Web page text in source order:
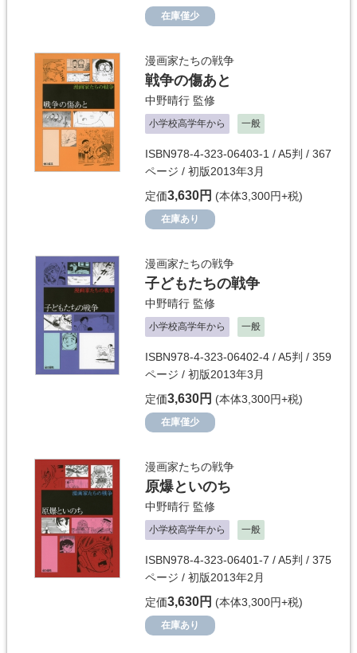
在庫僅少
漫画家たちの戦争
戦争の傷あと
中野晴行 監修
小学校高学年から 一般
ISBN978-4-323-06403-1 / A5判 / 367
ページ / 初版2013年3月
定価3,630円 (本体3,300円+税)
在庫あり
漫画家たちの戦争
子どもたちの戦争
中野晴行 監修
小学校高学年から 一般
ISBN978-4-323-06402-4 / A5判 / 359
ページ / 初版2013年3月
定価3,630円 (本体3,300円+税)
在庫僅少
漫画家たちの戦争
原爆といのち
中野晴行 監修
小学校高学年から 一般
ISBN978-4-323-06401-7 / A5判 / 375
ページ / 初版2013年2月
定価3,630円 (本体3,300円+税)
在庫あり